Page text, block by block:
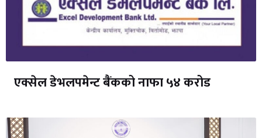
एक्सेल डेभलपमेन्ट बैंकको नाफा ५४ करोड